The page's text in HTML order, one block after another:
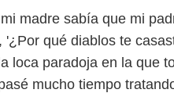
madre sabía que mi
qué diablos te
loca paradoja en la que
mucho tiempo